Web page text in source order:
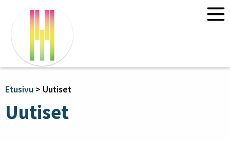
Etusivu
Uutiset
Ohjelma 2026
Kurssit 2026
“Ympäristödialogia” – Claire Chase
Etusivu > Uutiset
Uutiset